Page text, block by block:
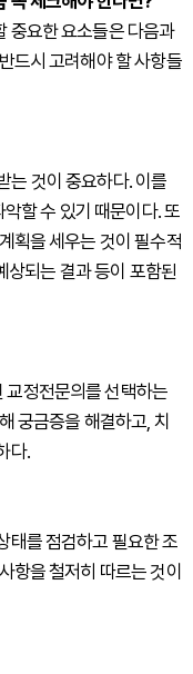
중요한 요소들은 다음과
드시 고려해야 할 사항들
는 것이 중요하다. 이를
할 수 있기 때문이다. 또
획을 세우는 것이 필수적
상되는 결과 등이 포함된
교정전문의를 선택하는
궁금증을 해결하고, 치
다.
태를 점검하고 필요한 조
항을 철저히 따르는 것이